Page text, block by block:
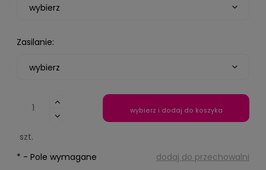
Zasilanie:
szt.
wybierz i dodaj do koszyka
dodaj do przechowalni
* - Pole wymagane